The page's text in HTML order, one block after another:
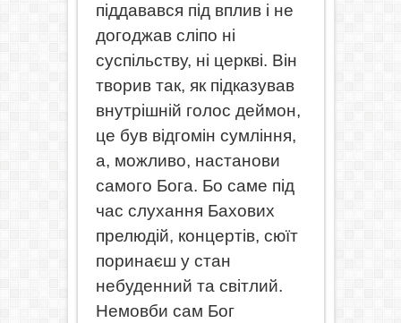
піддавався під вплив і не
догоджав сліпо ні
суспільству, ні церкві. Він
творив так, як підказував
внутрішній голос деймон,
це був відгомін сумління,
а, можливо, настанови
самого Бога. Бо саме під
час слухання Бахових
прелюдій, концертів, сюїт
поринаєш у стан
небуденний та світлий.
Немовби сам Бог